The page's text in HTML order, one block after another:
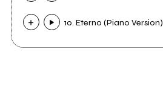
10. Eterno (Piano Version)